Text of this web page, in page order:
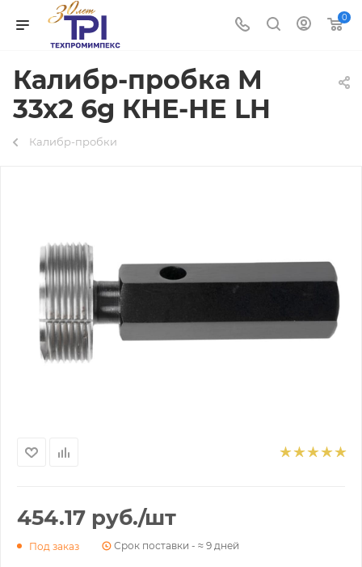
0
Калибр-пробка М
33х2 6g КНЕ-НЕ LH
Калибр-пробки
454.17 руб./шт
Под заказ Срок поставки - ≈ 9 дней